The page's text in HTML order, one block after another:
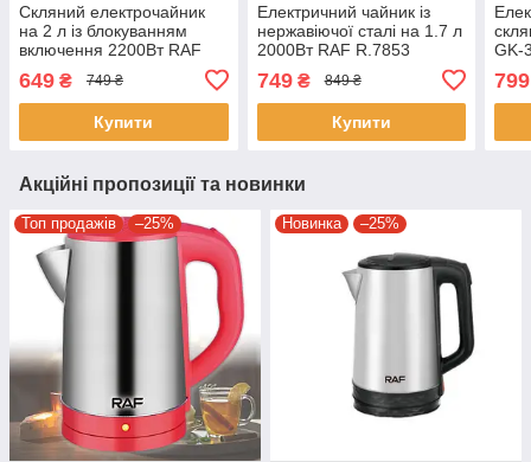
Скляний електрочайник
на 2 л із блокуванням
включення 2200Вт RAF
R.7825 Білий Електричний
чайник для дому
649 ₴ 749 ₴
Купити
Електричний чайник із
нержавіючої сталі на 1.7 л
2000Вт RAF R.7853
автовідключенням
749₴ 849 ₴
Купити
GK-
799
Акційні пропозиції та новинки
Топ продажів –25% Новинка –25%